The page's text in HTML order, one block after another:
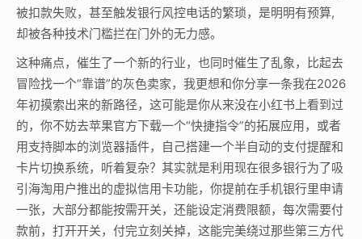
被扣款失败，甚至触发银行风控电话的繁琐，是明明有预算,
却被各种技术门槛拦在门外的无力感。
这种痛点，催生了一个新的行业，也同时催生了乱象，比起去
冒险找一个“靠谱”的灰色卖家，我更想和你分享一条我在2026
年初摸索出来的新路径，这可能是你从来没在小红书上看到过
的，你不妨去苹果官方下载一个“快捷指令”的拓展应用，或者
用支持脚本的浏览器插件，自己搭建一个半自动的支付提醒和
卡片切换系统，听着复杂？其实就是利用现在很多银行为了吸
引海淘用户推出的虚拟信用卡功能，你提前在手机银行里申请
一张，大部分都能按需开关，还能设定消费限额，每次需要付
款前，打开开关，付完立刻关掉，这能完美绕过那些第三方代